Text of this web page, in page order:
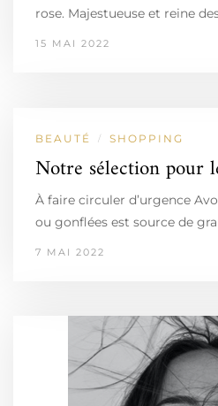
rose. Majestueuse et reine
15 MAI 2022
BEAUTÉ / SHOPPING
Notre sélection pour
À faire circuler d’urgence
ou gonflées est source de
7 MAI 2022